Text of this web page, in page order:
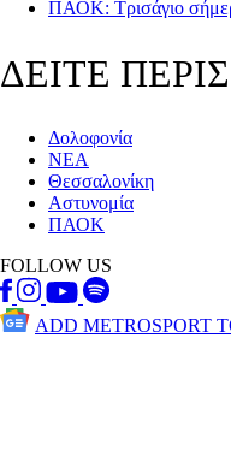
ΠΑΟΚ: Τρισάγιο
ΔΕΙΤΕ
Δολοφονία
ΝΕΑ
Θεσσαλονίκη
Αστυνομία
ΠΑΟΚ
FOLLOW US
ADD METROSPORT